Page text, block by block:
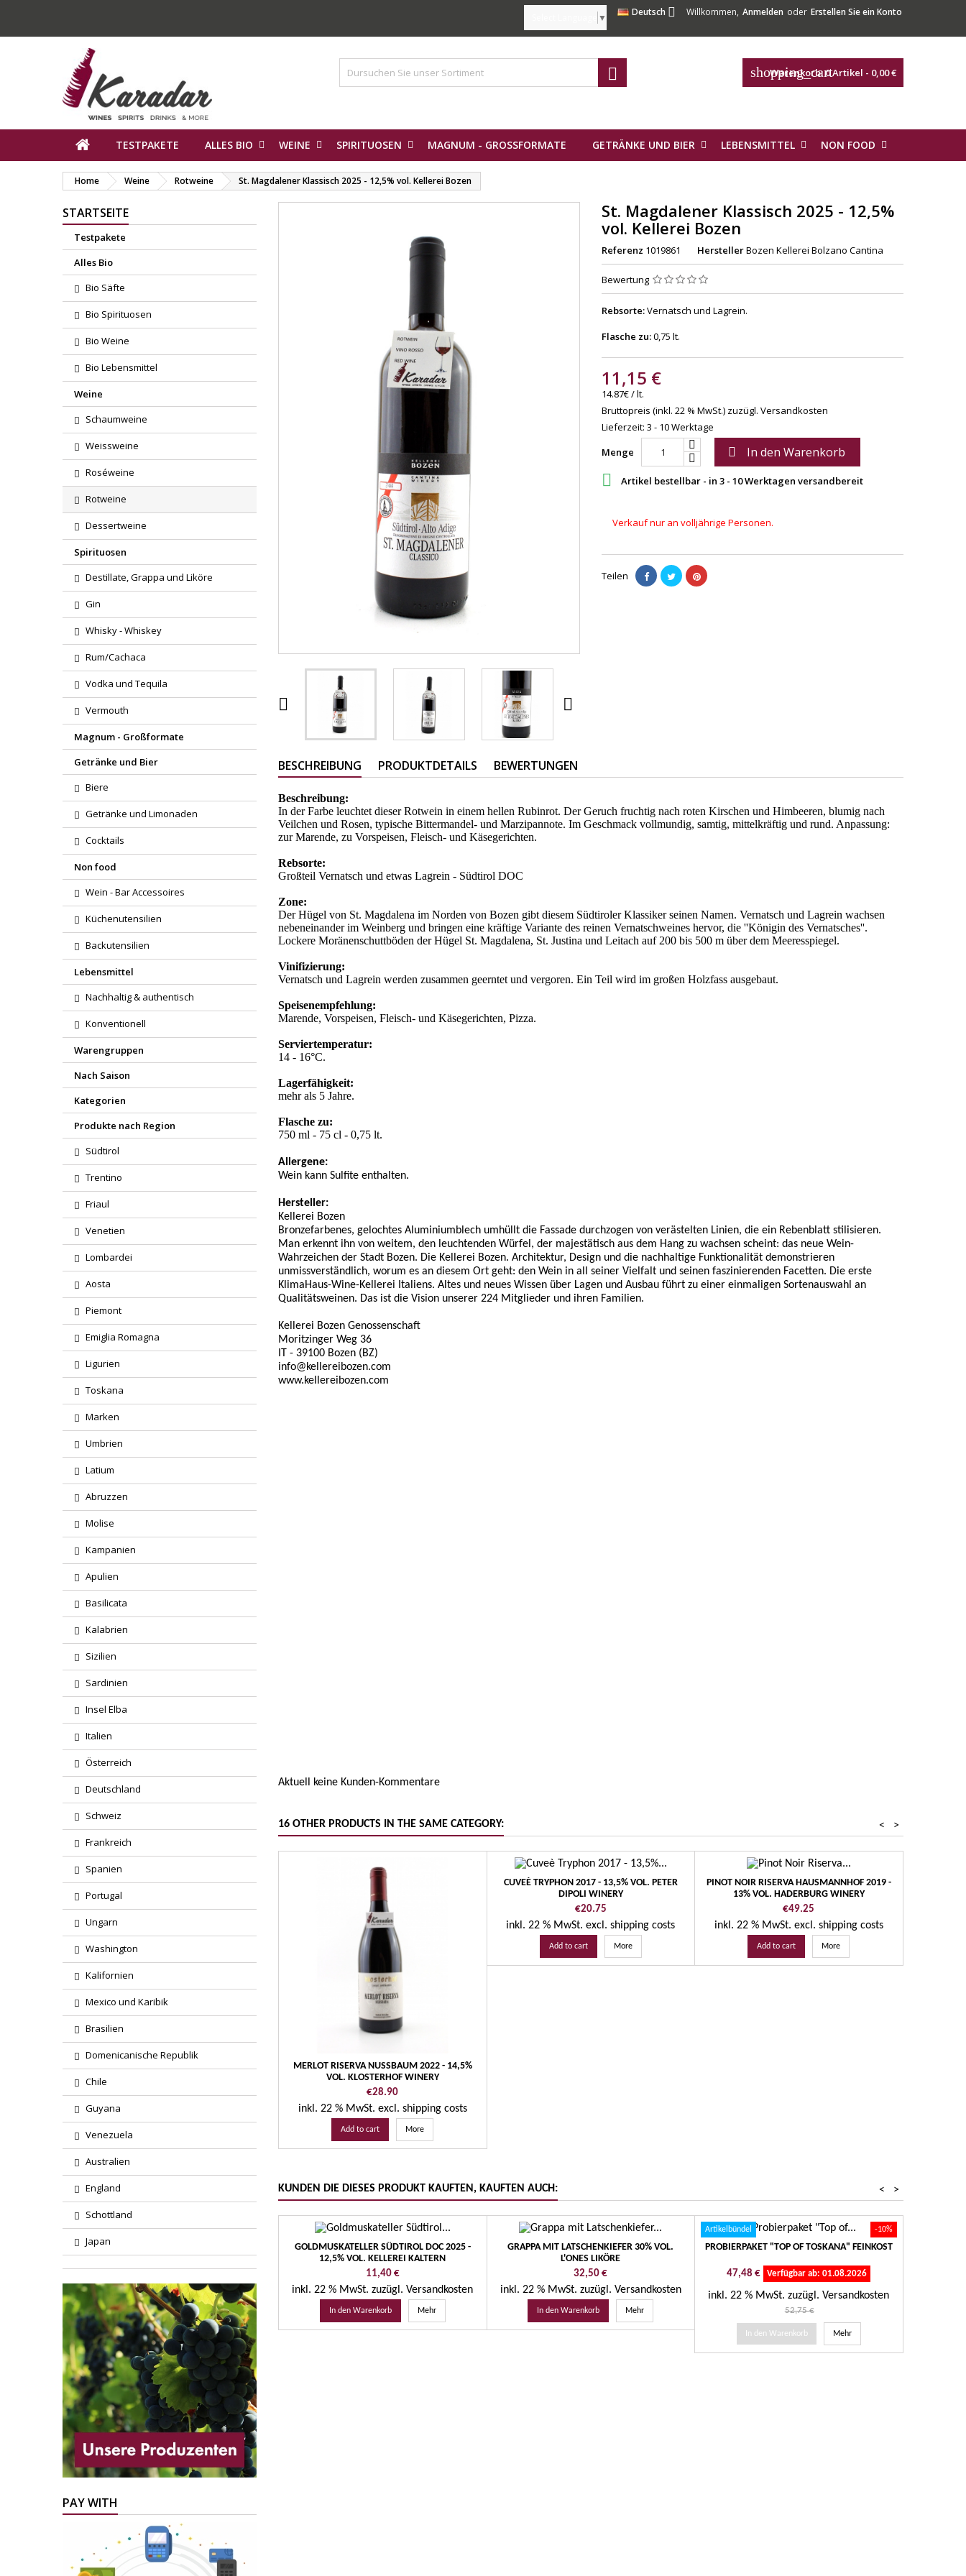
Willkommen, Anmelden oder Erstellen Sie ein Konto
Deutsch 
▼
shopping_cart
Warenkorb:0Artikel - 0,00 €

TESTPAKETE ALLES BIO WEINE SPIRITUOSEN MAGNUM - GROSSFORMATE GETRÄNKE UND BIER LEBENSMITTEL NON FOOD
Home Weine Rotweine St. Magdalener Klassisch 2025 - 12,5% vol. Kellerei Bozen
STARTSEITE
Testpakete
Alles Bio
Bio Säfte
Bio Spirituosen
Bio Weine
Bio Lebensmittel
Weine
Schaumweine
Weissweine
Roséweine
Rotweine
Dessertweine
Spirituosen
Destillate, Grappa und Liköre
Gin
Whisky - Whiskey
Rum/Cachaca
Vodka und Tequila
Vermouth
Magnum - Großformate
Getränke und Bier
Biere
Getränke und Limonaden
Cocktails
Non food
Wein - Bar Accessoires
Küchenutensilien
Backutensilien
Lebensmittel
Nachhaltig & authentisch
Konventionell
Warengruppen
Nach Saison
Kategorien
Produkte nach Region
Südtirol
Trentino
Friaul
Venetien
Lombardei
Aosta
Piemont
Emiglia Romagna
Ligurien
Toskana
Marken
Umbrien
Latium
Abruzzen
Molise
Kampanien
Apulien
Basilicata
Kalabrien
Sizilien
Sardinien
Insel Elba
Italien
Österreich
Deutschland
Schweiz
Frankreich
Spanien
Portugal
Ungarn
Washington
Kalifornien
Mexico und Karibik
Brasilien
Domenicanische Republik
Chile
Guyana
Venezuela
Australien
England
Schottland
Japan
PAY WITH
 
St. Magdalener Klassisch 2025 - 12,5%
vol. Kellerei Bozen
Referenz 1019861 HerstellerBozen Kellerei Bolzano Cantina
Bewertung
Rebsorte:Vernatsch und Lagrein.
Flasche zu:0,75 lt.
11,15 €
14.87€ / lt.
Bruttopreis (inkl. 22 % MwSt.) zuzügl. Versandkosten
Lieferzeit: 3 - 10 Werktage
Menge
 In den Warenkorb
 Artikel bestellbar - in 3 - 10 Werktagen versandbereit
Verkauf nur an volljährige Personen.
Teilen
BESCHREIBUNG PRODUKTDETAILS BEWERTUNGEN
Beschreibung:
In der Farbe leuchtet dieser Rotwein in einem hellen Rubinrot. Der Geruch fruchtig nach roten Kirschen und Himbeeren, blumig nach
Veilchen und Rosen, typische Bittermandel- und Marzipannote. Im Geschmack vollmundig, samtig, mittelkräftig und rund. Anpassung:
zur Marende, zu Vorspeisen, Fleisch- und Käsegerichten.
Rebsorte:
Großteil Vernatsch und etwas Lagrein - Südtirol DOC
Zone:
Der Hügel von St. Magdalena im Norden von Bozen gibt diesem Südtiroler Klassiker seinen Namen. Vernatsch und Lagrein wachsen
nebeneinander im Weinberg und bringen eine kräftige Variante des reinen Vernatschweines hervor, die ''Königin des Vernatsches''.
Lockere Moränenschuttböden der Hügel St. Magdalena, St. Justina und Leitach auf 200 bis 500 m über dem Meeresspiegel.
Vinifizierung:
Vernatsch und Lagrein werden zusammen geerntet und vergoren. Ein Teil wird im großen Holzfass ausgebaut.
Speisenempfehlung:
Marende, Vorspeisen, Fleisch- und Käsegerichten, Pizza.
Serviertemperatur:
14 - 16°C.
Lagerfähigkeit:
mehr als 5 Jahre.
Flasche zu:
750 ml - 75 cl - 0,75 lt.
Allergene:
Wein kann Sulfite enthalten.
Hersteller:
Kellerei Bozen
Bronzefarbenes, gelochtes Aluminiumblech umhüllt die Fassade durchzogen von verästelten Linien, die ein Rebenblatt stilisieren.
Man erkennt ihn von weitem, den leuchtenden Würfel, der majestätisch aus dem Hang zu wachsen scheint: das neue Wein-
Wahrzeichen der Stadt Bozen. Die Kellerei Bozen. Architektur, Design und die nachhaltige Funktionalität demonstrieren
unmissverständlich, worum es an diesem Ort geht: den Wein in all seiner Vielfalt und seinen faszinierenden Facetten. Die erste
KlimaHaus-Wine-Kellerei Italiens. Altes und neues Wissen über Lagen und Ausbau führt zu einer einmaligen Sortenauswahl an
Qualitätsweinen. Das ist die Vision unserer 224 Mitglieder und ihren Familien.
Kellerei Bozen Genossenschaft
Moritzinger Weg 36
IT - 39100 Bozen (BZ)
info@kellereibozen.com
www.kellereibozen.com
Aktuell keine Kunden-Kommentare
16 OTHER PRODUCTS IN THE SAME CATEGORY: >
<
MERLOT RISERVA NUSSBAUM 2022 - 14,5%
VOL. KLOSTERHOF WINERY
Price
€28.90
inkl. 22 % MwSt. excl. shipping costs
Add to cart More
CUVEÈ TRYPHON 2017 - 13,5% VOL. PETER
DIPOLI WINERY
Price
€20.75
inkl. 22 % MwSt.excl. shipping costs
Add to cart More
PINOT NOIR RISERVA HAUSMANNHOF 2019 -
13% VOL. HADERBURG WINERY
Price
€49.25
inkl. 22 % MwSt. excl. shipping costs
Add to cart More
KUNDEN DIE DIESES PRODUKT KAUFTEN, KAUFTEN AUCH: >
<
GOLDMUSKATELLER SÜDTIROL DOC 2025 -
12,5% VOL. KELLEREI KALTERN
Preis
11,40 €
inkl. 22 % MwSt.zuzügl. Versandkosten
In den Warenkorb Mehr
GRAPPA MIT LATSCHENKIEFER 30% VOL.
L'ONES LIKÖRE
Preis
32,50 €
inkl. 22 % MwSt. zuzügl. Versandkosten
In den Warenkorb Mehr
-10%
Artikelbündel
PROBIERPAKET "TOP OF TOSKANA" FEINKOST
Preis
47,48 € Verfügbar ab: 01.08.2026
inkl. 22 % MwSt.zuzügl. VersandkostenRegulärer
52,75 €
In den Warenkorb Mehr